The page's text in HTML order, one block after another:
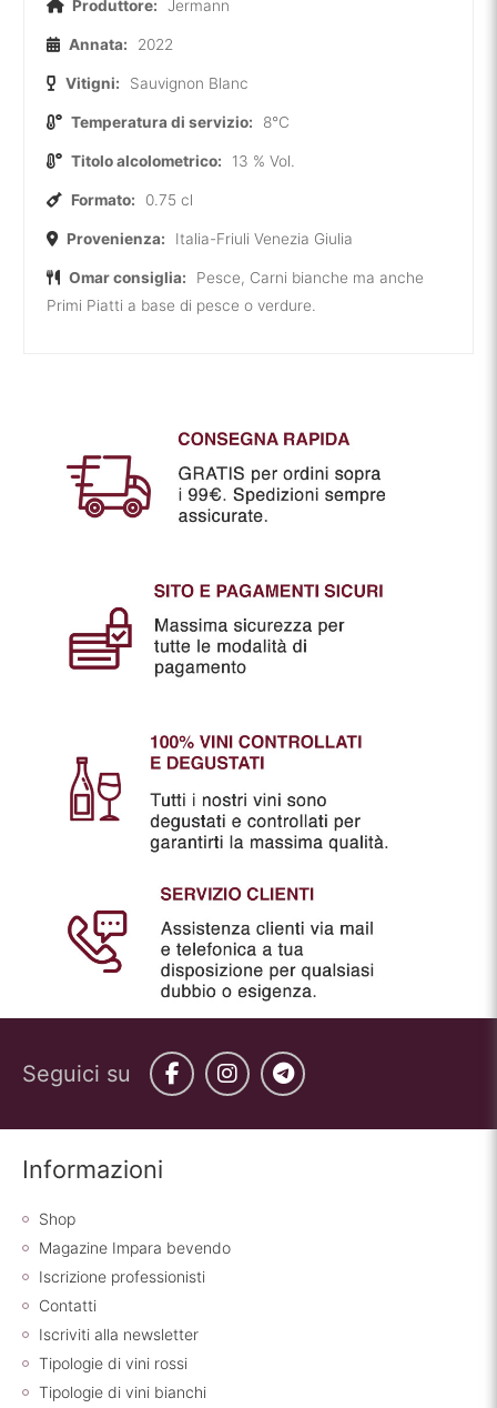
Produttore: Jermann
Annata: 2022
Vitigni: Sauvignon Blanc
Temperatura di servizio: 8°C
Titolo alcolometrico: 13 % Vol.
Formato: 0.75 cl
Provenienza: Italia-Friuli Venezia Giulia
Omar consiglia:
Pesce, Carni bianche ma anche
Primi Piatti a base di pesce o verdure.
Seguici su Facebook
Instagram
Telegram
Informazioni
Shop
Magazine Impara bevendo
Iscrizione professionisti
Contatti
Iscriviti alla newsletter
Tipologie di vini rossi
Tipologie di vini bianchi